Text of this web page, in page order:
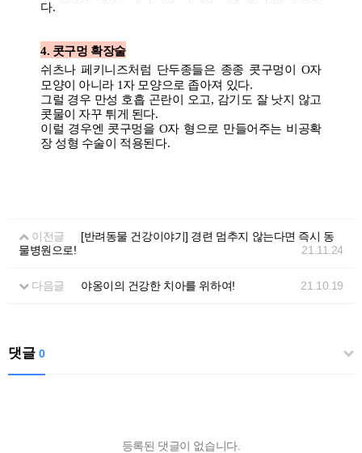
다.
4. 콧구멍 확장술
쉬츠나 페키니즈처럼 단두종들은 종종 콧구멍이 O자
모양이 아니라 1자 모양으로 좁아져 있다.
그럴 경우 만성 호흡 곤란이 오고, 감기도 잘 낫지 않고
콧물이 자꾸 튀게 된다.
이럴 경우엔 콧구멍을 O자 형으로 만들어주는 비공확
장 성형 수술이 적용된다.
이전글
[반려동물 건강이야기] 경련 멈추지 않는다면 즉시 동
물병원으로!
21.11.24
다음글 야옹이의 건강한 치아를 위하여! 21.10.19
댓글 0
등록된 댓글이 없습니다.